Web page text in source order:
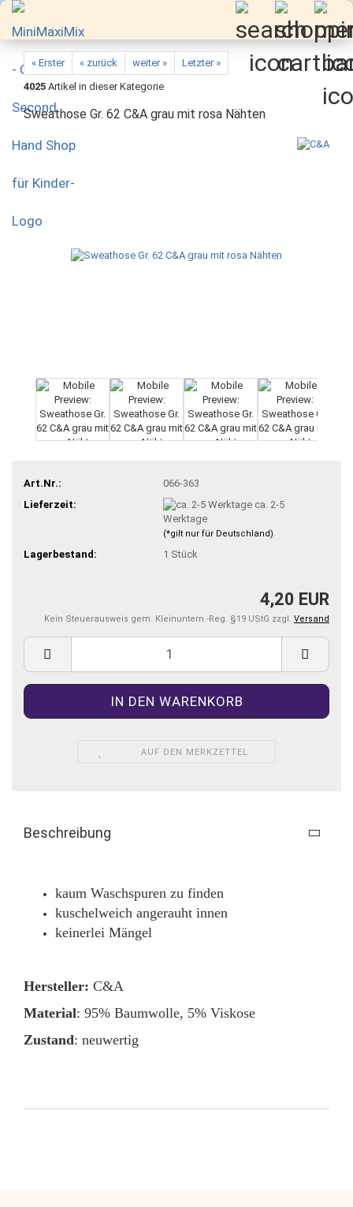
« Erster « zurück weiter »
Letzter »
4025 Artikel in dieser Kategorie
Sweathose Gr. 62 C&A grau mit rosa Nähten
Art.Nr.:
066-363
Lieferzeit:
ca. 2-5
Werktage
(*gilt nur für Deutschland)
Lagerbestand: 1 Stück
4,20 EUR
Kein Steuerausweis gem. Kleinuntern.-Reg. §19 UStG zzgl. Versand
AUF DEN MERKZETTEL
Beschreibung
kaum Waschspuren zu finden
kuschelweich angerauht innen
keinerlei Mängel
Hersteller: C&A
Material: 95% Baumwolle, 5% Viskose
Zustand: neuwertig